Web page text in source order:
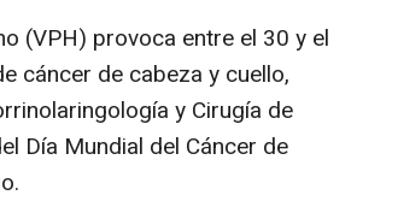
(VPH) provoca entre el 30 y el
cáncer de cabeza y cuello,
y Cirugía de
Día Mundial del Cáncer de